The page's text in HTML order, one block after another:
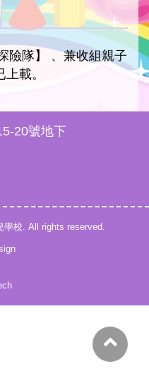
險隊】 、兼收組親子
載。
20號地下
校. All rights reserved.